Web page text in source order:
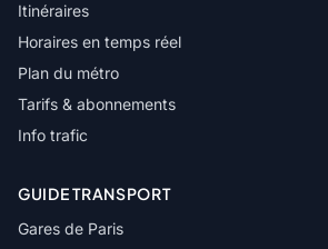
Itinéraires
Horaires en temps réel
Plan du métro
Tarifs & abonnements
Info trafic
GUIDE TRANSPORT
Gares de Paris